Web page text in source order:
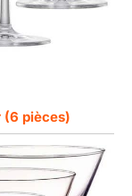
(6 pièces)